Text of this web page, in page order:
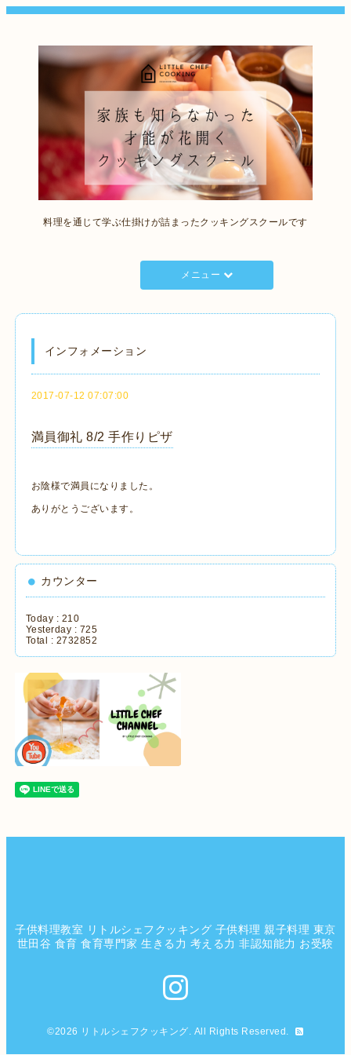
料理を通じて学ぶ仕掛けが詰まったクッキングスクールです
メニュー
インフォメーション
2017-07-12 07:07:00
満員御礼 8/2 手作りピザ
お陰様で満員になりました。
ありがとうございます。
カウンター
Today : 210
Yesterday : 725
Total : 2732852
子供料理教室 リトルシェフクッキング 子供料理 親子料理 東京
世田谷 食育 食育専門家 生きる力 考える力 非認知能力 お受験
©2026 リトルシェフクッキング. All Rights Reserved.